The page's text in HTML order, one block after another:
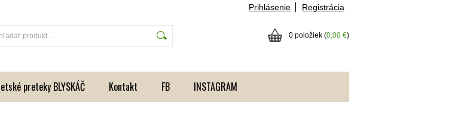
Prihlásenie Registrácia
0 položiek (0,00 €)
preteky BLYSKÁČ Kontakt FB INSTAGRAM